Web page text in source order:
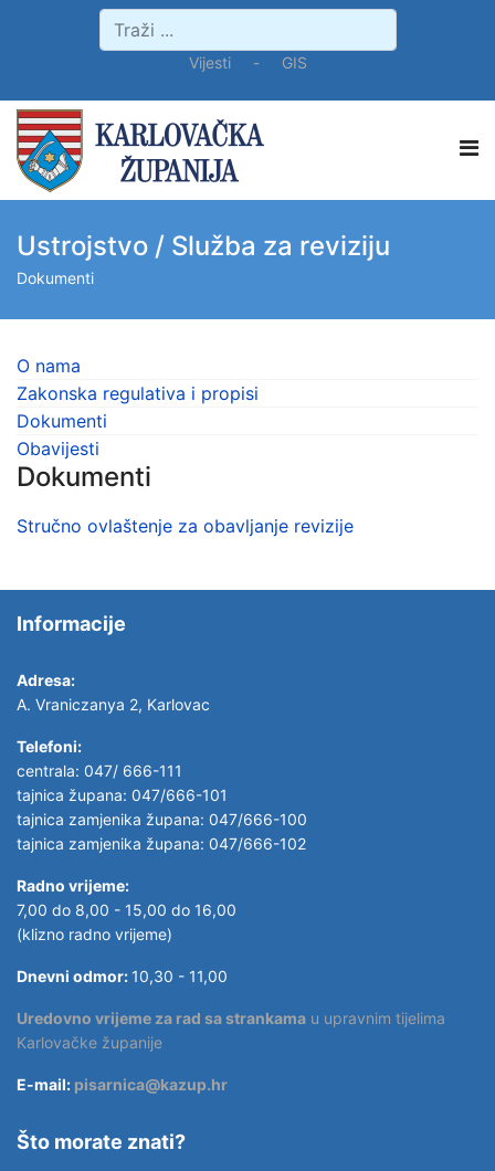
Vijesti- GIS
Ustrojstvo / Služba za reviziju
Dokumenti
O nama
Zakonska regulativa i propisi
Dokumenti
Obavijesti
Dokumenti
Stručno ovlaštenje za obavljanje revizije
Informacije
Adresa:
A. Vraniczanya 2, Karlovac
Telefoni:
centrala: 047/ 666-111
tajnica župana: 047/666-101
tajnica zamjenika župana: 047/666-100
tajnica zamjenika župana: 047/666-102
Radno vrijeme:
7,00 do 8,00 - 15,00 do 16,00
(klizno radno vrijeme)
Dnevni odmor: 10,30 - 11,00
Uredovno vrijeme za rad sa strankama u upravnim tijelima
Karlovačke županije
E-mail: pisarnica@kazup.hr
Što morate znati?